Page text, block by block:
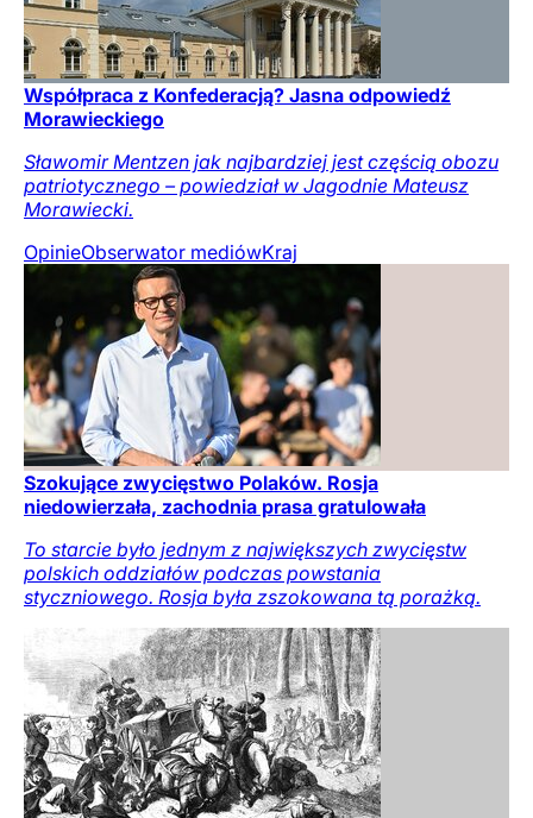
Współpraca z Konfederacją? Jasna odpowiedź
Morawieckiego
Sławomir Mentzen jak najbardziej jest częścią obozu
patriotycznego – powiedział w Jagodnie Mateusz
Morawiecki.
OpinieObserwator mediówKraj
Szokujące zwycięstwo Polaków. Rosja
niedowierzała, zachodnia prasa gratulowała
To starcie było jednym z największych zwycięstw
polskich oddziałów podczas powstania
styczniowego. Rosja była zszokowana tą porażką.